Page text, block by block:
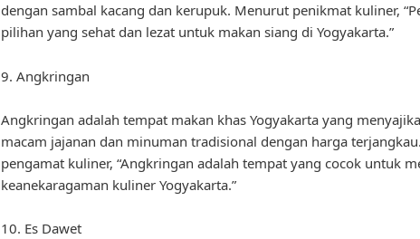
dengan sambal kacang dan kerupuk. Menurut penikmat kuliner,
pilihan yang sehat dan lezat untuk makan siang di Yogyakarta.”
9. Angkringan
Angkringan adalah tempat makan khas Yogyakarta yang
macam jajanan dan minuman tradisional dengan harga
pengamat kuliner, “Angkringan adalah tempat yang cocok untuk
keanekaragaman kuliner Yogyakarta.”
10. Es Dawet